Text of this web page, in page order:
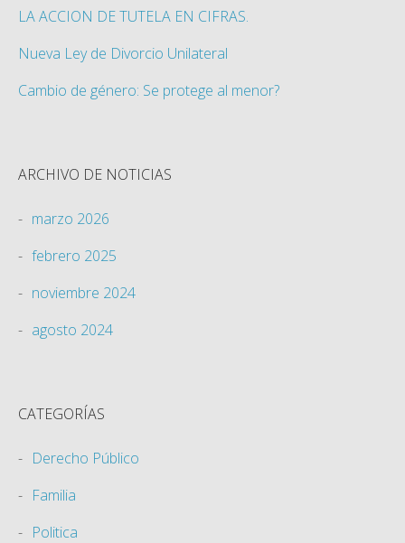
LA ACCION DE TUTELA EN CIFRAS.
Nueva Ley de Divorcio Unilateral
Cambio de género: Se protege al menor?
ARCHIVO DE NOTICIAS
marzo 2026
febrero 2025
noviembre 2024
agosto 2024
CATEGORÍAS
Derecho Público
Familia
Politica